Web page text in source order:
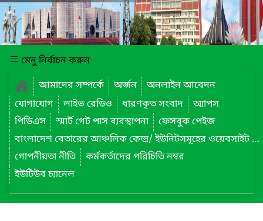
মেনু নির্বাচন করুন
আমাদের সম্পর্কে
অর্জন
অনলাইন আবেদন
যোগাযোগ
লাইভ রেডিও ধারণকৃত সংবাদ
অ্যাপস
পিডিএস
স্মার্ট গেট পাস ব্যবস্থাপনা
ফেসবুক পেইজ
বাংলাদেশ বেতারের আঞ্চলিক কেন্দ্র/ ইউনিটসমূহের ওয়েবসাইট লিংক
গোপনীয়তা নীতি
কর্মকর্তাদের পরিচিতি নম্বর
ইউটিউব চ্যানেল